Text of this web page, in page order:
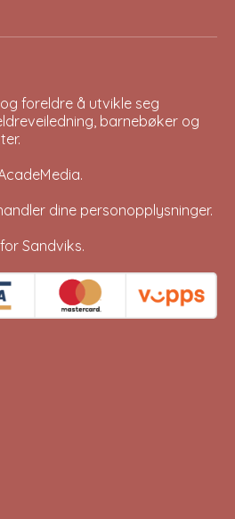
foreldre å utvikle seg
barnebøker og
.
dine personopplysninger.
Sandviks.